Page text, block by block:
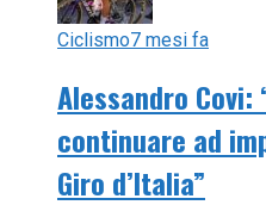
Ciclismo7 mesi fa
Alessandro Covi:
continuare ad
Giro d’Italia”